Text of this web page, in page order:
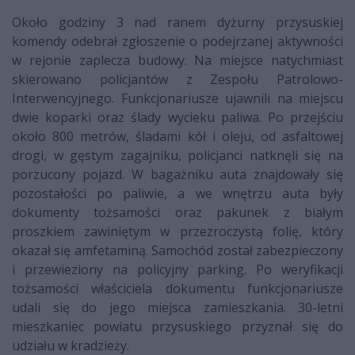
Około godziny 3 nad ranem dyżurny przysuskiej
komendy odebrał zgłoszenie o podejrzanej aktywności
w rejonie zaplecza budowy. Na miejsce natychmiast
skierowano policjantów z Zespołu Patrolowo-
Interwencyjnego. Funkcjonariusze ujawnili na miejscu
dwie koparki oraz ślady wycieku paliwa. Po przejściu
około 800 metrów, śladami kół i oleju, od asfaltowej
drogi, w gęstym zagajniku, policjanci natknęli się na
porzucony pojazd. W bagażniku auta znajdowały się
pozostałości po paliwie, a we wnętrzu auta były
dokumenty tożsamości oraz pakunek z białym
proszkiem zawiniętym w przezroczystą folię, który
okazał się amfetaminą. Samochód został zabezpieczony
i przewieziony na policyjny parking. Po weryfikacji
tożsamości właściciela dokumentu funkcjonariusze
udali się do jego miejsca zamieszkania. 30-letni
mieszkaniec powiatu przysuskiego przyznał się do
udziału w kradzieży.